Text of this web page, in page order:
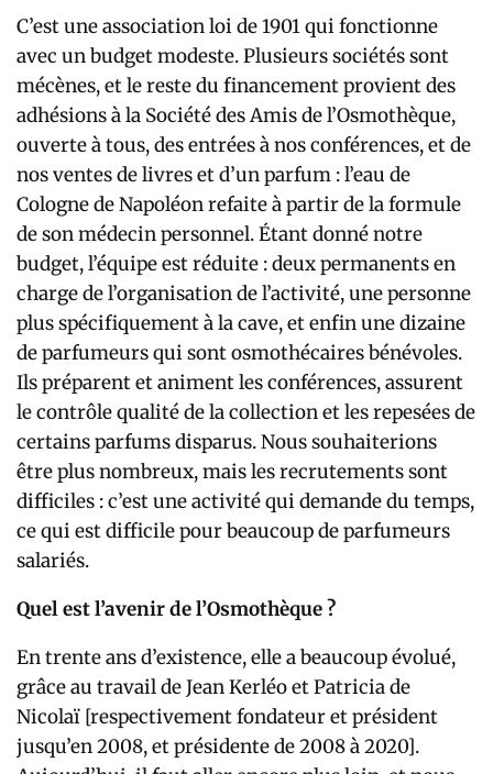
C’est une association loi de 1901 qui fonctionne
avec un budget modeste. Plusieurs sociétés sont
mécènes, et le reste du financement provient des
adhésions à la Société des Amis de l’Osmothèque,
ouverte à tous, des entrées à nos conférences, et de
nos ventes de livres et d’un parfum : l’eau de
Cologne de Napoléon refaite à partir de la formule
de son médecin personnel. Étant donné notre
budget, l’équipe est réduite : deux permanents en
charge de l’organisation de l’activité, une personne
plus spécifiquement à la cave, et enfin une dizaine
de parfumeurs qui sont osmothécaires bénévoles.
Ils préparent et animent les conférences, assurent
le contrôle qualité de la collection et les repesées de
certains parfums disparus. Nous souhaiterions
être plus nombreux, mais les recrutements sont
difficiles : c’est une activité qui demande du temps,
ce qui est difficile pour beaucoup de parfumeurs
salariés.
Quel est l’avenir de l’Osmothèque ?
En trente ans d’existence, elle a beaucoup évolué,
grâce au travail de Jean Kerléo et Patricia de
Nicolaï [respectivement fondateur et président
jusqu’en 2008, et présidente de 2008 à 2020].